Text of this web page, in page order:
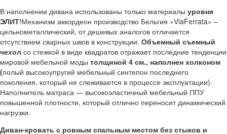
В наполнении дивана использованы только материалы уровня
ЭЛИТ!Механизм аккордеон производство Бельгия «ViaFerrata» –
цельнометаллический, от дешевых аналогов отличается
отсутствием сварных швов в конструкции. Объемный съемный
чехол со стежкой в виде квадратов отражает последние тенденции
мировой мебельной моды толщиной 4 см., наполнен холконом
(полый высокоупругий мебельный синтепон последнего
поколения, который не слеживается в процессе эксплуатации).
Наполнитель матраса — высокоэластичный мебельный ППУ
повышенной плотности, который отлично переносит динамический
нагрузки.
Диван-кровать с ровным спальным местом без стыков и